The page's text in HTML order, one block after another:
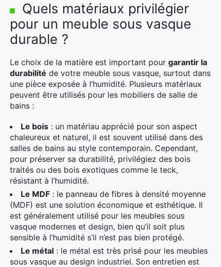
Quels matériaux privilégier
pour un meuble sous vasque
durable ?
Le choix de la matière est important pour garantir la
durabilité de votre meuble sous vasque, surtout dans
une pièce exposée à l’humidité. Plusieurs matériaux
peuvent être utilisés pour les mobiliers de salle de
bains :
Le bois : un matériau apprécié pour son aspect
chaleureux et naturel, il est souvent utilisé dans des
salles de bains au style contemporain. Cependant,
pour préserver sa durabilité, privilégiez des bois
traités ou des bois exotiques comme le teck,
résistant à l’humidité.
Le MDF : le panneau de fibres à densité moyenne
(MDF) est une solution économique et esthétique. Il
est généralement utilisé pour les meubles sous
vasque modernes et design, bien qu’il soit plus
sensible à l’humidité s’il n’est pas bien protégé.
Le métal : le métal est très prisé pour les meubles
sous vasque au design industriel. Son entretien est